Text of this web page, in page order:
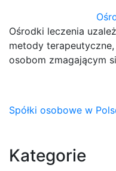
Ośrodki leczenia
metody
osobom zmagającym
Nawigacja
Spółki osobowe w
Kategorie